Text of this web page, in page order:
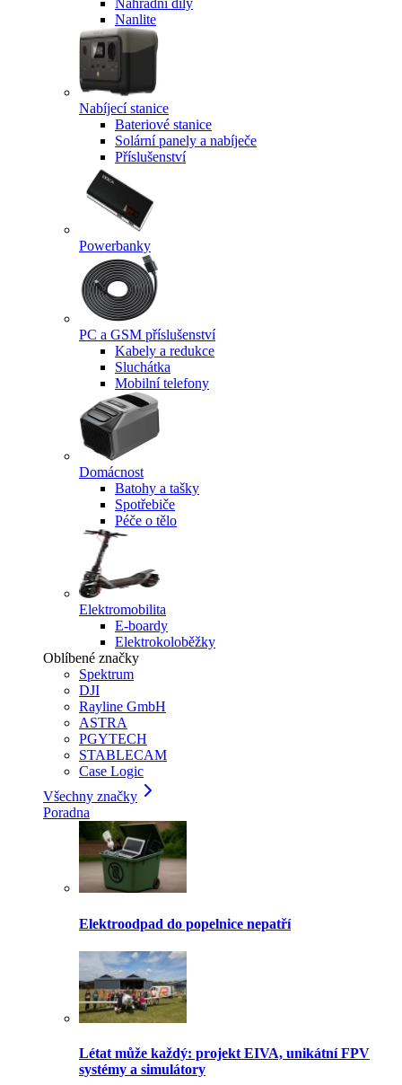
Náhradní díly
Nanlite
Nabíjecí stanice
Bateriové stanice
Solární panely a nabíječe
Příslušenství
Powerbanky
PC a GSM příslušenství
Kabely a redukce
Sluchátka
Mobilní telefony
Domácnost
Batohy a tašky
Spotřebiče
Péče o tělo
Elektromobilita
E-boardy
Elektrokoloběžky
Oblíbené značky
Spektrum
DJI
Rayline GmbH
ASTRA
PGYTECH
STABLECAM
Case Logic
Všechny značky
Poradna
Elektroodpad do popelnice nepatří
Létat může každý: projekt EIVA, unikátní FPV
systémy a simulátory